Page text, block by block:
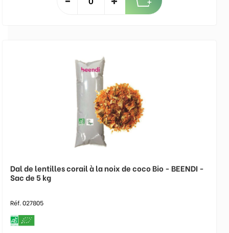
Dal de lentilles corail à la noix de coco Bio - BEENDI -
Sac de 5 kg
Réf. 027805